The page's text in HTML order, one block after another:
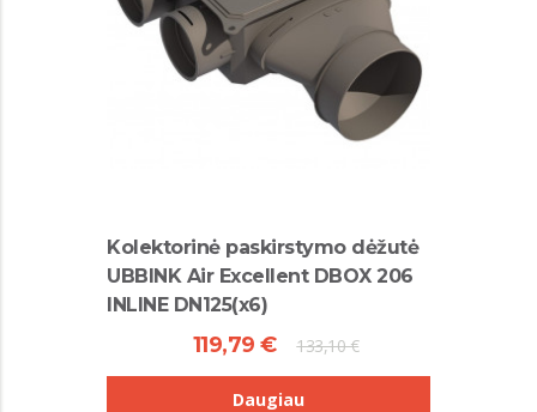
Kolektorinė paskirstymo dėžutė
UBBINK Air Excellent DBOX 206
INLINE DN125(x6)
119,79 € 133,10 €
Daugiau